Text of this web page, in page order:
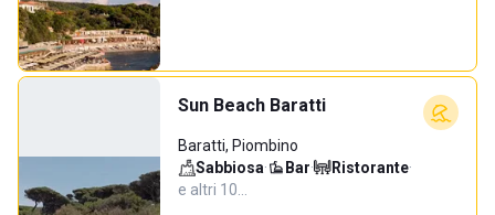
Sun Beach Baratti
Baratti, Piombino
Sabbiosa· Bar· Ristorante·
e altri 10…